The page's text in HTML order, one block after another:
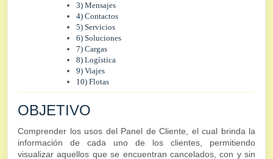
3) Mensajes
4) Contactos
5) Servicios
6) Soluciones
7) Cargas
8) Logística
9) Viajes
10) Flotas
OBJETIVO
Comprender los usos del Panel de Cliente, el cual brinda la
información de cada uno de los clientes, permitiendo
visualizar aquellos que se encuentran cancelados, con y sin